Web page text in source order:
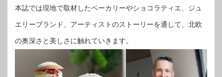
本誌では現地で取材したベーカリーやショコラティエ、ジュ
エリーブランド、アーティストのストーリーを通して、北欧
の奥深さと美しさに触れていきます。